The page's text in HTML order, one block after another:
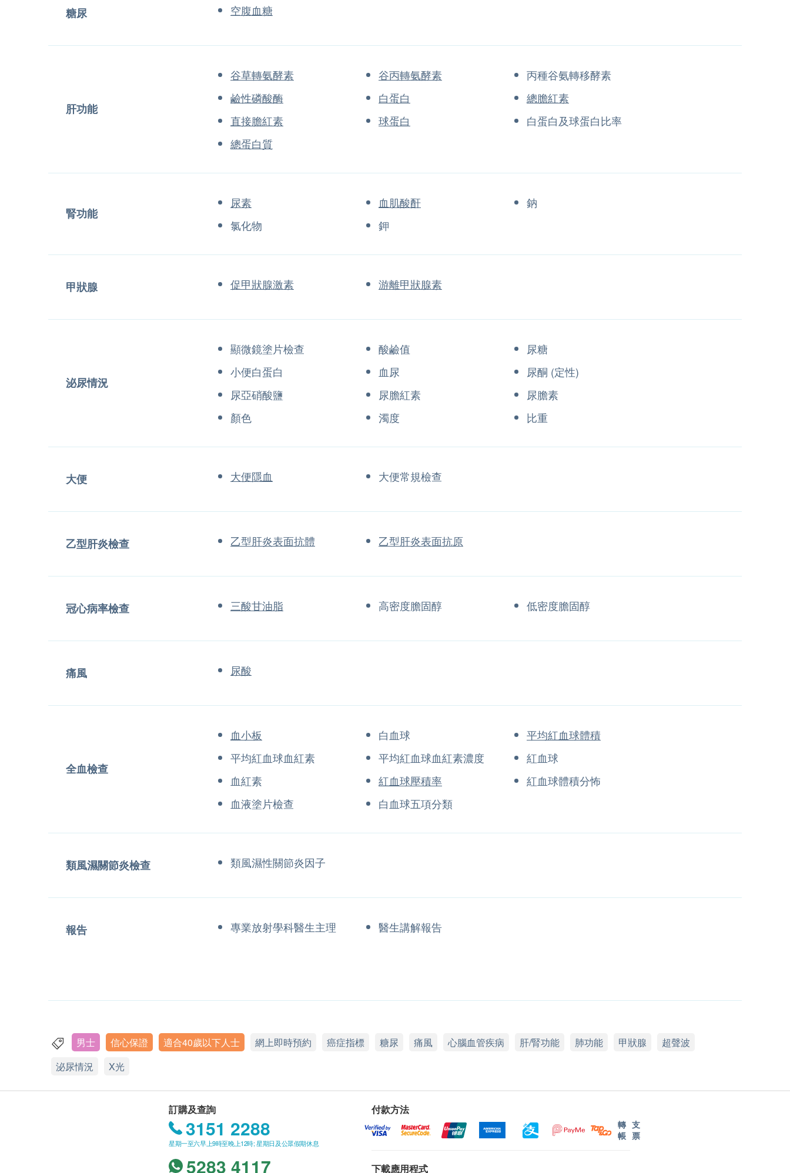
糖尿 空腹血糖
肝功能
谷草轉氨酵素 谷丙轉氨酵素
丙種谷氨轉移酵素
鹼性磷酸酶
白蛋白
總膽紅素
直接膽紅素
球蛋白
白蛋白及球蛋白比率
總蛋白質
腎功能
尿素 血肌酸酐
鈉
氯化物
鉀
甲狀腺 促甲狀腺激素 游離甲狀腺素
泌尿情況
顯微鏡塗片檢查 酸鹼值
尿糖
小便白蛋白
血尿
尿酮 (定性)
尿亞硝酸鹽
尿膽紅素
尿膽素
顏色
濁度 比重
大便 大便隱血 大便常規檢查
乙型肝炎檢查 乙型肝炎表面抗體 乙型肝炎表面抗原
冠心病率檢查 三酸甘油脂 高密度膽固醇 低密度膽固醇
痛風 尿酸
全血檢查
血小板 白血球
平均紅血球體積
平均紅血球血紅素
平均紅血球血紅素濃度
紅血球
血紅素
紅血球壓積率
紅血球體積分怖
血液塗片檢查
白血球五項分類
類風濕關節炎檢查 類風濕性關節炎因子
報告 專業放射學科醫生主理 醫生講解報告
男士 信心保證 適合40歲以下人士 網上即時預約 癌症指標 糖尿 痛風 心腦血管疾病 肝/腎功能 肺功能 甲狀腺
超聲波
泌尿情況
X光
訂購及查詢
3151 2288
星期一至六早上9時至晚上12時; 星期日及公眾假期休息
5283 4117
付款方法
轉
帳
支
票
下載應用程式